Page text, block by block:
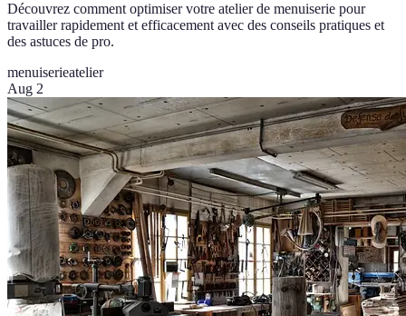
Découvrez comment optimiser votre atelier de menuiserie pour
travailler rapidement et efficacement avec des conseils pratiques et
des astuces de pro.
menuiserieatelier
Aug 2